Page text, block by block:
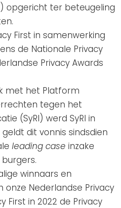
opgericht ter beteugeling
First in samenwerking
de Nationale Privacy
Privacy Awards
met het Platform
tegen het
(SyRI) werd SyRI in
dit vonnis sindsdien
leading case inzake
winnaars en
Nederlandse Privacy
First in 2022 de Privacy